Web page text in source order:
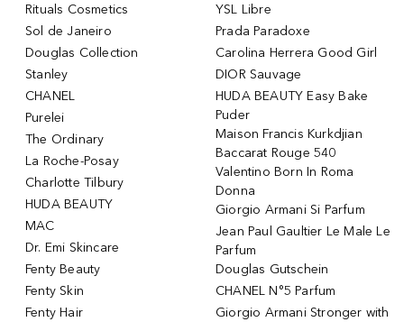
Rituals Cosmetics
Sol de Janeiro
Douglas Collection
Stanley
CHANEL
Purelei
The Ordinary
La Roche-Posay
Charlotte Tilbury
HUDA BEAUTY
MAC
Dr. Emi Skincare
Fenty Beauty
Fenty Skin
Fenty Hair
YSL Libre
Prada Paradoxe
Carolina Herrera Good Girl
DIOR Sauvage
HUDA BEAUTY Easy Bake
Puder
Maison Francis Kurkdjian
Baccarat Rouge 540
Valentino Born In Roma
Donna
Giorgio Armani Si Parfum
Jean Paul Gaultier Le Male Le
Parfum
Douglas Gutschein
CHANEL N°5 Parfum
Giorgio Armani Stronger with